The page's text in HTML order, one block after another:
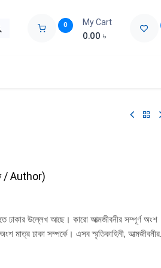
0 My Cart
0.00 ৳
/ Author)
ঢাকার উল্লেখ আছে। কারাে আত্মজীবনীর সম্পূর্ণ অংশ
মাত্র ঢাকা সম্পর্কে। এসব স্মৃতিকাহিনী, আত্মজীবনীর
হয়তাে দু’শতকের ঢাকা-সম্পর্কিত বেশ কিছু তথ্য